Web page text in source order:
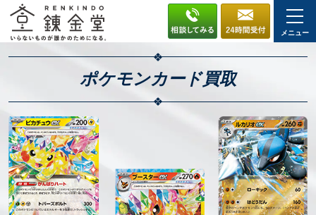
メニュー
ポケモンカード買取